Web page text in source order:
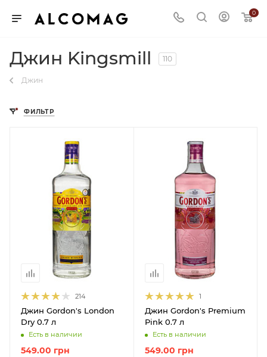
0
Джин Kingsmill 110
Джин
ФИЛЬТР
214
Джин Gordon's London
Dry 0.7 л
Есть в наличии
549.00 грн
1
Джин Gordon's Premium
Pink 0.7 л
Есть в наличии
549.00 грн